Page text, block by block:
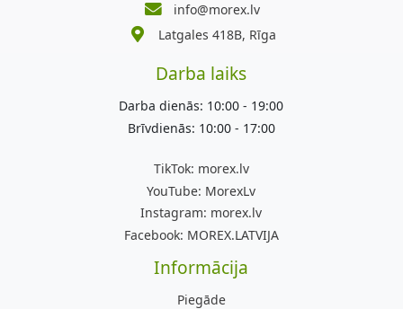
info@morex.lv
Latgales 418B, Rīga
Darba laiks
Darba dienās: 10:00 - 19:00
Brīvdienās: 10:00 - 17:00
TikTok: morex.lv
YouTube: MorexLv
Instagram: morex.lv
Facebook: MOREX.LATVIJA
Informācija
Piegāde